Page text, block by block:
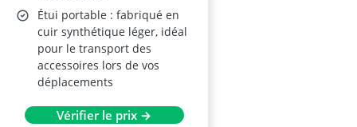
Étui portable : fabriqué en
cuir synthétique léger, idéal
pour le transport des
accessoires lors de vos
déplacements
Vérifier le prix →